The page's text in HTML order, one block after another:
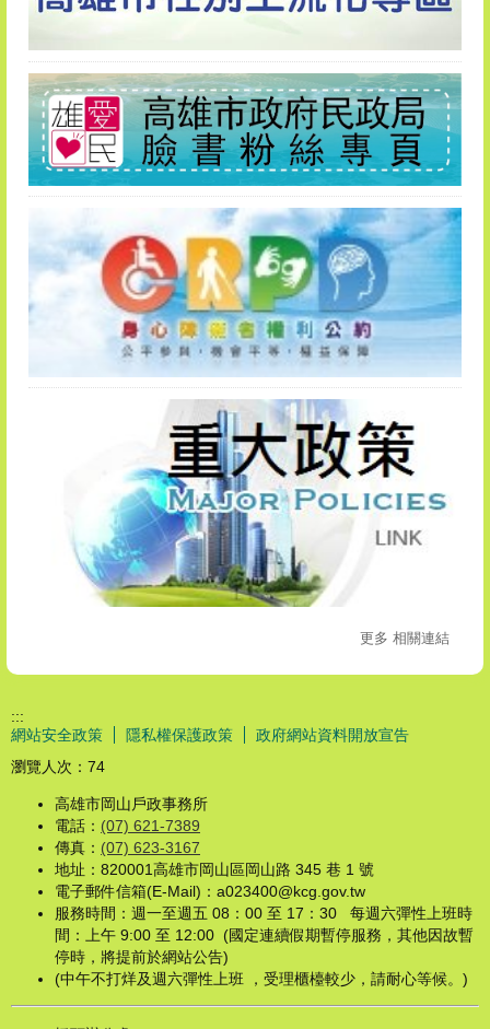
更多 相關連結
:::
網站安全政策
隱私權保護政策
政府網站資料開放宣告
瀏覽人次： 74
高雄市岡山戶政事務所
電話： (07) 621-7389
傳真： (07) 623-3167
地址：820001高雄市岡山區岡山路 345 巷 1 號
電子郵件信箱(E-Mail)：a023400@kcg.gov.tw
服務時間：週一至週五 08：00 至 17：30 每週六彈性上班時
間：上午 9:00 至 12:00 (國定連續假期暫停服務，其他因故暫
停時，將提前於網站公告)
(中午不打烊及週六彈性上班 ，受理櫃檯較少，請耐心等候。)